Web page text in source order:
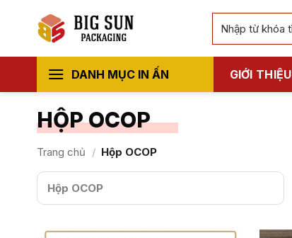
dung
kiếm:
DANH MỤC IN ẤN GIỚI THIỆU
HỘP OCOP
Trang chủ / Hộp OCOP